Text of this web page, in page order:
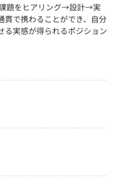
題をヒアリング→設計→実
で携わることができ、自分
る実感が得られるポジション